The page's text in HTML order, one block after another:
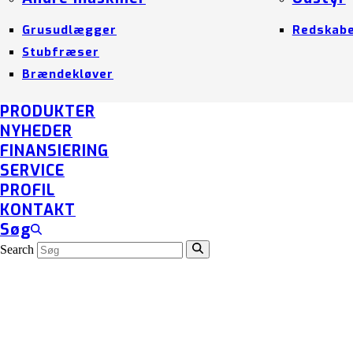
Grusudlægger
Stubfræser
Brændekløver
PRODUKTER
NYHEDER
FINANSIERING
SERVICE
PROFIL
KONTAKT
Søg
Search